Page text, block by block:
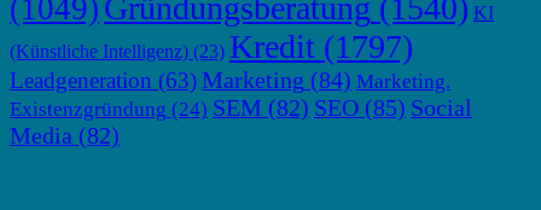
(1049) Gründungsberatung (1540) KI
(Künstliche Intelligenz) (23) Kredit (1797)
Leadgeneration (63)Marketing (84) Marketing.
Existenzgründung (24) SEM (82) SEO (85) Social
Media (82)